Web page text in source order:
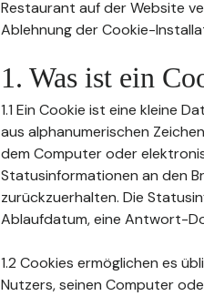
Restaurant auf der Website
Ablehnung der Cookie-
1. Was ist ein
1.1 Ein Cookie ist eine kleine
aus alphanumerischen
dem Computer oder
Statusinformationen an den
zurückzuerhalten. Die
Ablaufdatum, eine Antwort-
1.2 Cookies ermöglichen es
Nutzers, seinen Computer